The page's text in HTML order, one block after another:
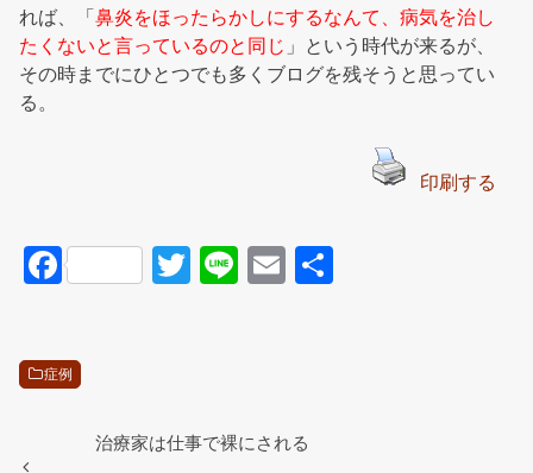
れば、「鼻炎をほったらかしにするなんて、病気を治し
たくないと言っているのと同じ 」という時代が来るが、
その時までにひとつでも多くブログを残そうと思ってい
る。
印刷する
F
e
T
Li
E
症例
治療家は仕事で裸にされる